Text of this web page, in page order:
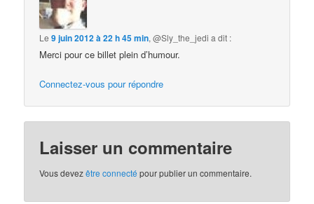
Le9 juin 2012 à 22 h 45 min,@Sly_the_jedi a dit :
Merci pour ce billet plein d’humour.
Connectez-vous pour répondre
Laisser un commentaire
Vous devezêtre connecté pour publier un commentaire.